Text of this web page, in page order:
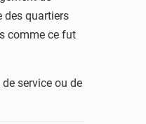
des quartiers
comme ce fut
service ou de